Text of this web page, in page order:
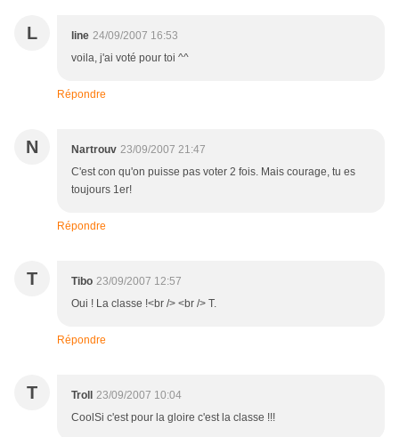
L line 24/09/2007 16:53
voila, j'ai voté pour toi ^^
Répondre
N Nartrouv 23/09/2007 21:47
C'est con qu'on puisse pas voter 2 fois. Mais courage, tu es
toujours 1er!
Répondre
T Tibo 23/09/2007 12:57
Oui ! La classe !<br /> <br /> T.
Répondre
T Troll
23/09/2007 10:04
CoolSi c'est pour la gloire c'est la classe !!!